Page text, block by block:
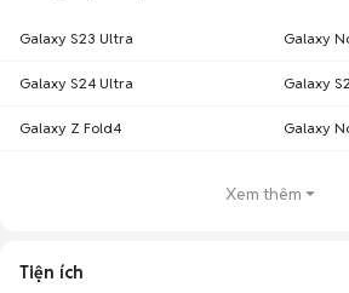
Galaxy S23 Ultra Galaxy
Galaxy S24 Ultra Galaxy
Galaxy Z Fold4 Galaxy
Xem thêm
Tiện ích